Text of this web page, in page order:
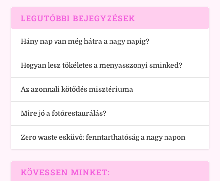
LEGUTÓBBI BEJEGYZÉSEK
Hány nap van még hátra a nagy napig?
Hogyan lesz tökéletes a menyasszonyi sminked?
Az azonnali kötődés misztériuma
Mire jó a fotórestaurálás?
Zero waste esküvő: fenntarthatóság a nagy napon
KÖVESSEN MINKET: